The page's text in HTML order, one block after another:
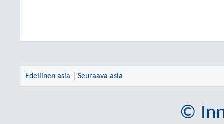
Edellinen asia Seuraava asia
©